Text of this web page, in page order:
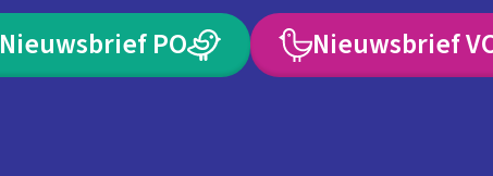
Nieuwsbrief PO Nieuwsbrief